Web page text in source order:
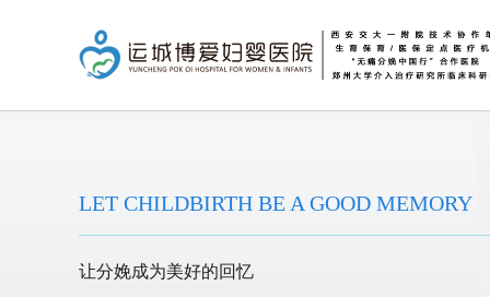
LET CHILDBIRTH BE A GOOD MEMORY
让分娩成为美好的回忆